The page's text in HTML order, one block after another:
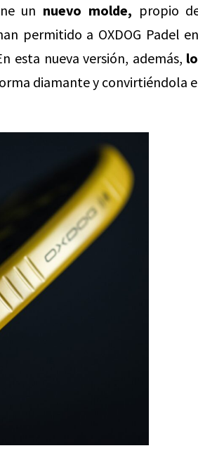
un nuevo molde, propio
permitido a OXDOG Padel
esta nueva versión, además,
diamante y convirtiéndola